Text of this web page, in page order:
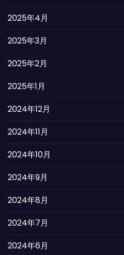
2025年4月
2025年3月
2025年2月
2025年1月
2024年12月
2024年11月
2024年10月
2024年9月
2024年8月
2024年7月
2024年6月